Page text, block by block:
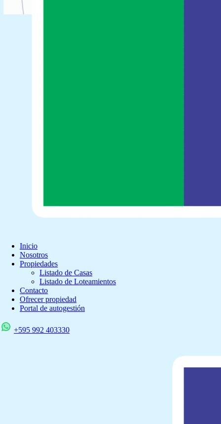
Inicio
Nosotros
Propiedades
Listado de Casas
Listado de Loteamientos
Contacto
Ofrecer propiedad
Portal de autogestión
+595 992 403330